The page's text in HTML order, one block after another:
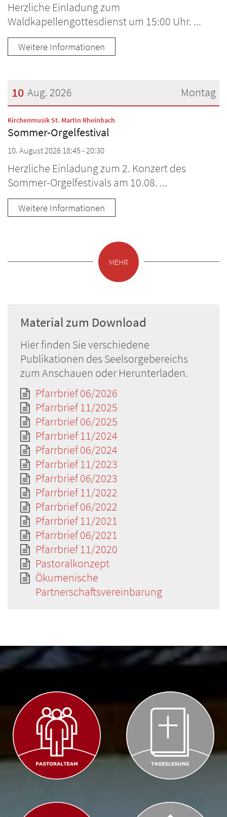
Herzliche Einladung zum
Waldkapellengottesdienst um 15:00 Uhr. ...
Weitere Informationen
Montag
10 Aug. 2026
Datum: 10. August 2026
Kirchenmusik St. Martin Rheinbach
Sommer-Orgelfestival
10. August 2026 18:45 - 20:30
Herzliche Einladung zum 2. Konzert des
Sommer-Orgelfestivals am 10.08. ...
Weitere Informationen
MEHR
Material zum Download
Hier finden Sie verschiedene
Publikationen des Seelsorgebereichs
zum Anschauen oder Herunterladen.
Pfarrbrief 06/2026
Pfarrbrief 11/2025
Pfarrbrief 06/2025
Pfarrbrief 11/2024
Pfarrbrief 06/2024
Pfarrbrief 11/2023
Pfarrbrief 06/2023
Pfarrbrief 11/2022
Pfarrbrief 06/2022
Pfarrbrief 11/2021
Pfarrbrief 06/2021
Pfarrbrief 11/2020
Pastoralkonzept
Ökumenische
Partnerschaftsvereinbarung